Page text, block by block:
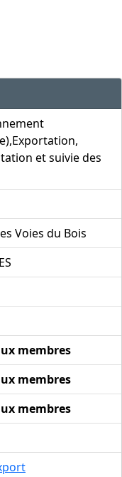
et suivie des
Voies du Bois
membres
membres
membres